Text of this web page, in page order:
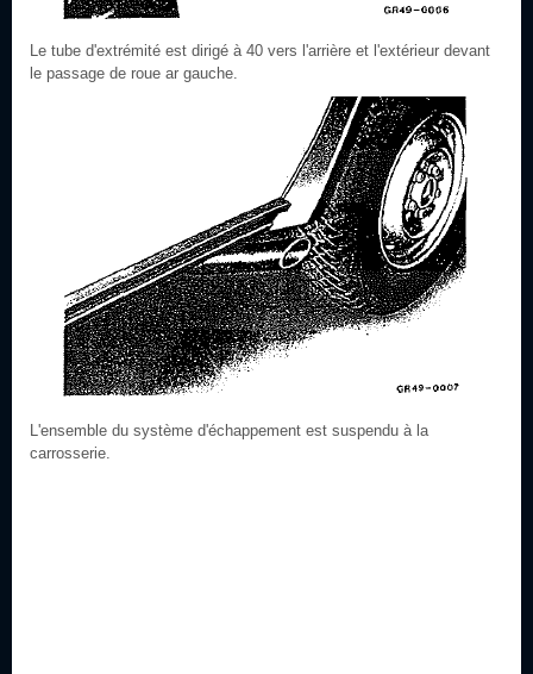
Le tube d'extrémité est dirigé à 40 vers l'arrière et l'extérieur devant
le passage de roue ar gauche.
L'ensemble du système d'échappement est suspendu à la
carrosserie.